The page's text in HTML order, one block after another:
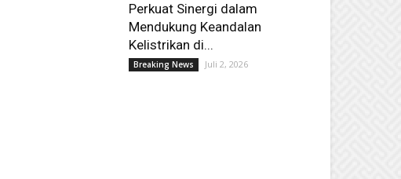
Perkuat Sinergi dalam
Mendukung Keandalan
Kelistrikan di...
Breaking News Juli 2, 2026